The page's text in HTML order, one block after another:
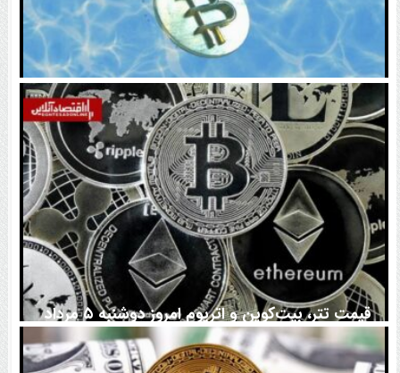
اتفاق تاریخی در بازار رمزارزها / بیت‌کوین سبز شد
قیمت تتر، بیت‌کوین و اتریوم امروز دوشنبه ۵ مرداد
۱۴۰۵ | بیت‌کوین این مرز را از دست بدهد، همه‌چیز تغییر
می‌کند